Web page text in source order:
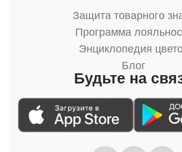
Защита товарного
Программа
Энциклопедия
Блог
Будьте на